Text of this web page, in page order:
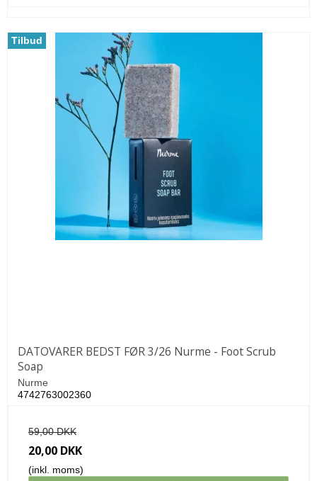
Tilbud
DATOVARER BEDST FØR 3/26 Nurme - Foot Scrub
Soap
Nurme
4742763002360
59,00 DKK
20,00 DKK
(inkl. moms)